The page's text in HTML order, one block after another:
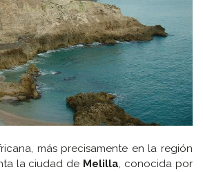
más precisamente en la región
la ciudad de Melilla, conocida por